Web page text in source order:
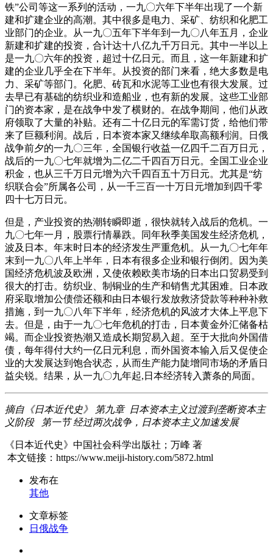
铁”公司等这一系列的活动，一九〇六年下半年出现了一个新
建和扩建企业的高潮。其中很多是电力、采矿、纺织和化肥工
业部门的企业。从一九〇五年下半年到一九〇八年五月，企业
新建和扩建的投资，合计达十八亿九千万日元。其中一半以上
是一九〇六年的投资，超过十亿日元。而且，这一年新建和扩
建的企业几乎全在下半年。从投资的部门来看，绝大多数是电
力、采矿等部门。化肥、砖瓦和水泥等工业也有很大发展。过
去早已有基础的纺织业和造船业，也有新的发展。这些工业部
门的资本家，是在战争中发了横财的。在战争期间，他们从政
府领取了大量的补贴。还有二十亿日元的军需订货，给他们带
来了巨额利润。战后，日本资本家又继续牟取高额利润。日俄
战争前夕的一九〇三年，全国银行收益一亿四千二百万日元，
战后的一九〇七年就增为二亿二千四百万日元。全国工业企业
积金，也从三千万日元增为六千四百五十万日元。尤其是“纺
织联合会”所属各公司，从一千三百一十万日元增加到四千零
四十七万日元。
但是，产业投资的热潮转瞬即逝，很快就转入战后的危机。一
九〇七年一月，股票行情暴跌。同年秋季美国发生经济危机，
波及日本。年末时日本的经济发生严重危机。从一九〇七年年
末到一九〇八年上半年，日本有很多企业和银行倒闭。因为美
国经济危机波及欧洲，又使依赖欧美市场的日本出口贸易受到
很大的打击。纺织业、制铜业的生产和销售尤其困难。日本政
府采取增加公债偿还额和由日本银行发放救济贷款等种种补救
措施，到一九〇八年下半年，经济危机的风波才大体上平息下
去。但是，由于一九〇七年危机的打击，日本黄金外汇储备枯
竭。而企业投资热潮又造成长期贸易入超。至于大批向外国借
债，每年得付大约一亿日元利息，而外国资本输入后又促使企
业的大发展达到饱合状态，从而生产能力陡增同市场的矛盾日
益尖锐。结果，从一九〇九年起,日本经济转入萧条的局面。
摘自《日本近代史》 第九章 日本资本主义过渡到垄断资本主
义阶段 第一节 经过两次战争，日本资本主义加速发展
《日本近代史》中国社会科学出版社；万峰 著
本文链接：https://www.meiji-history.com/5872.html
发布在
其他
文章标签
日俄战争